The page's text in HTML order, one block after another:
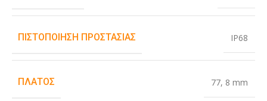
ΠΙΣΤΟΠΟΊΗΣΗ ΠΡΟΣΤΑΣΊΑΣ IP68
ΠΛΆΤΟΣ 77, 8 mm